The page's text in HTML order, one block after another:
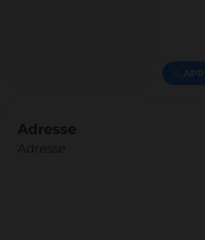
Adresse
Adresse